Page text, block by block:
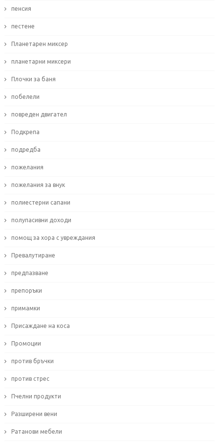
пенсия
пестене
Планетарен миксер
планетарни миксери
Плочки за баня
побелели
повреден двигател
Подкрепа
подредба
пожелания
пожелания за внук
полиестерни сапани
полупасивни доходи
помощ за хора с увреждания
Превалутиране
предпазване
препоръки
примамки
Присаждане на коса
Промоции
против бръчки
против стрес
Пчелни продукти
Разширени вени
Ратанови мебели